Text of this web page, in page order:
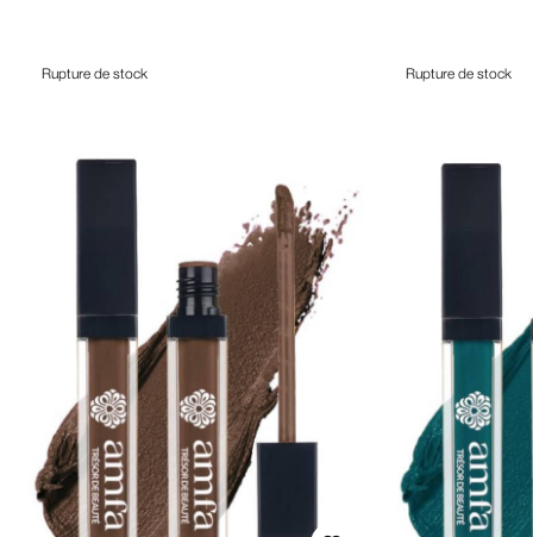
Rupture de stock Rupture de stock